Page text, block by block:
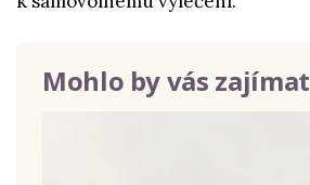
Mohlo by vás zajímat